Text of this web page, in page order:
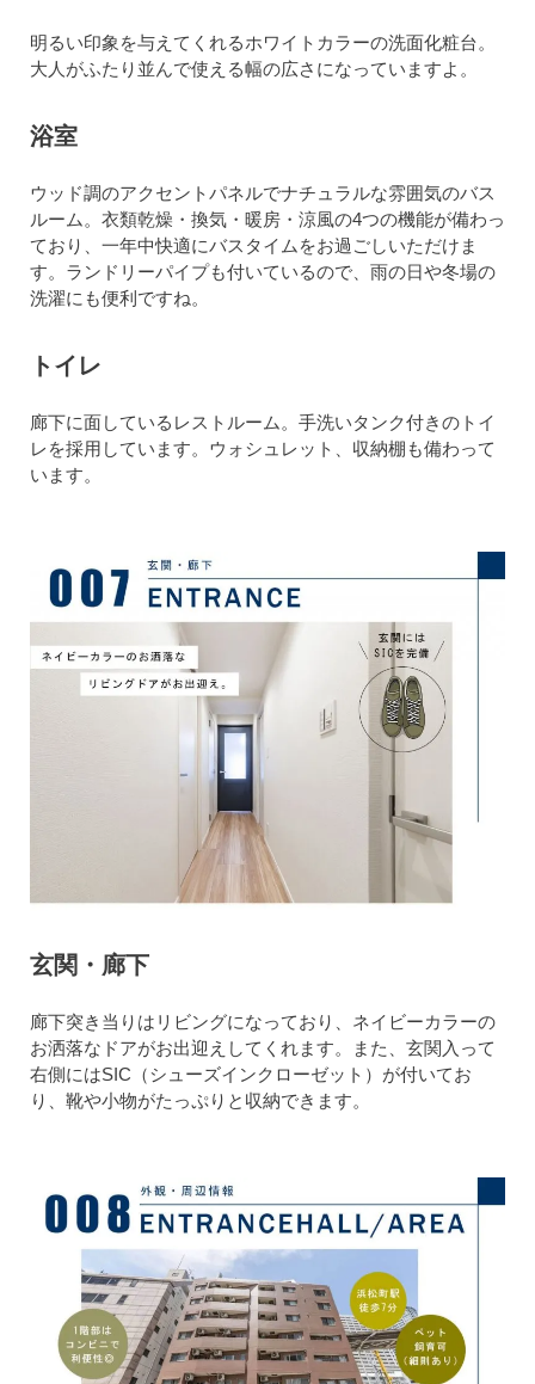
明るい印象を与えてくれるホワイトカラーの洗面化粧台。
大人がふたり並んで使える幅の広さになっていますよ。
浴室
ウッド調のアクセントパネルでナチュラルな雰囲気のバス
ルーム。衣類乾燥・換気・暖房・涼風の4つの機能が備わっ
ており、一年中快適にバスタイムをお過ごしいただけま
す。ランドリーパイプも付いているので、雨の日や冬場の
洗濯にも便利ですね。
トイレ
廊下に面しているレストルーム。手洗いタンク付きのトイ
レを採用しています。ウォシュレット、収納棚も備わって
います。
玄関・廊下
廊下突き当りはリビングになっており、ネイビーカラーの
お洒落なドアがお出迎えしてくれます。また、玄関入って
右側にはSIC（シューズインクローゼット）が付いてお
り、靴や小物がたっぷりと収納できます。